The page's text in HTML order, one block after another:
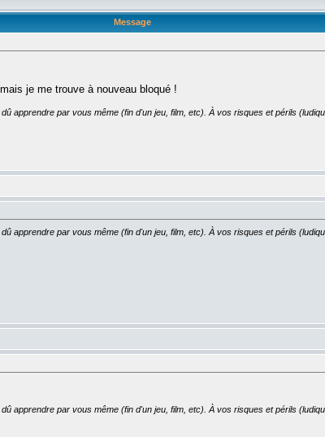
Message
je me trouve à nouveau bloqué !
apprendre par vous même (fin d'un jeu, film, etc). À vos risques et périls
apprendre par vous même (fin d'un jeu, film, etc). À vos risques et périls
apprendre par vous même (fin d'un jeu, film, etc). À vos risques et périls